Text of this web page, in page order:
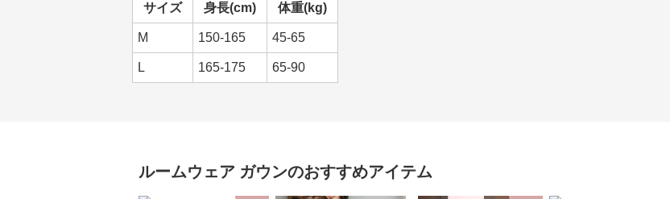
サイズ 身長(cm) 体重(kg)
M 150-165 45-65
L 165-175 65-90
ルームウェア ガウンのおすすめアイテム